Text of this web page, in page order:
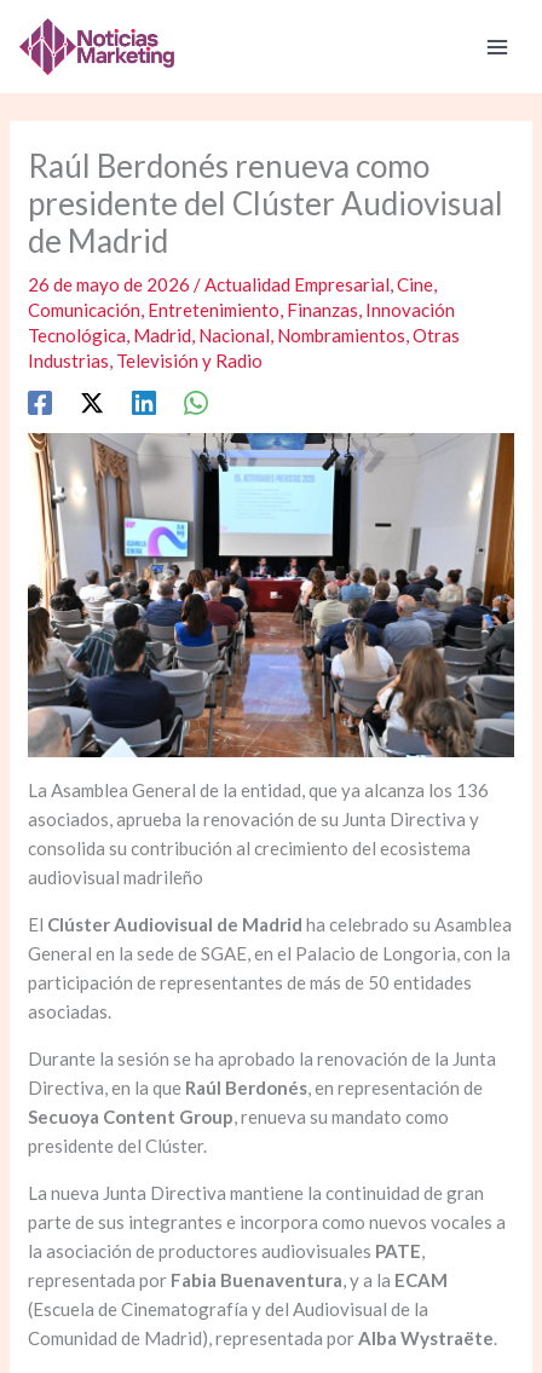
contenido
Raúl Berdonés renueva como
presidente del Clúster Audiovisual
de Madrid
26 de mayo de 2026/Actualidad Empresarial,Cine,
Comunicación, Entretenimiento, Finanzas, Innovación
Tecnológica, Madrid, Nacional, Nombramientos,Otras
Industrias, Televisión y Radio
La Asamblea General de la entidad, que ya alcanza los 136
asociados, aprueba la renovación de su Junta Directiva y
consolida su contribución al crecimiento del ecosistema
audiovisual madrileño
El Clúster Audiovisual de Madrid ha celebrado su Asamblea
General en la sede de SGAE, en el Palacio de Longoria, con la
participación de representantes de más de 50 entidades
asociadas.
Durante la sesión se ha aprobado la renovación de la Junta
Directiva, en la que Raúl Berdonés, en representación de
Secuoya Content Group, renueva su mandato como
presidente del Clúster.
La nueva Junta Directiva mantiene la continuidad de gran
parte de sus integrantes e incorpora como nuevos vocales a
la asociación de productores audiovisuales PATE,
representada por Fabia Buenaventura, y a la ECAM
(Escuela de Cinematografía y del Audiovisual de la
Comunidad de Madrid), representada porAlba Wystraëte.